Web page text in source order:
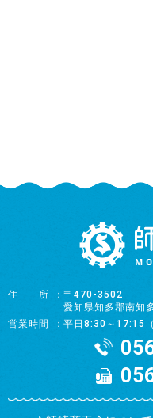
住所
〒470-3502
愛知県知多郡南知
営業時間
平日8:30～17:15（